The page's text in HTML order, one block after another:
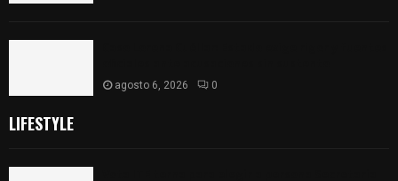
agosto 6, 2026 0
LIFESTYLE